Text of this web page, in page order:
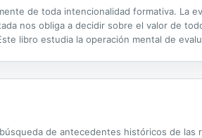
de toda intencionalidad formativa. La
nos obliga a decidir sobre el valor de
libro estudia la operación mental de
de antecedentes históricos de